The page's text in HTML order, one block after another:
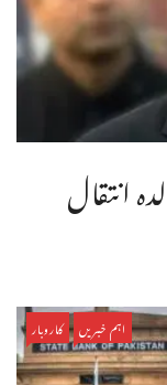
انتقال
اہم خبریں کاروبار